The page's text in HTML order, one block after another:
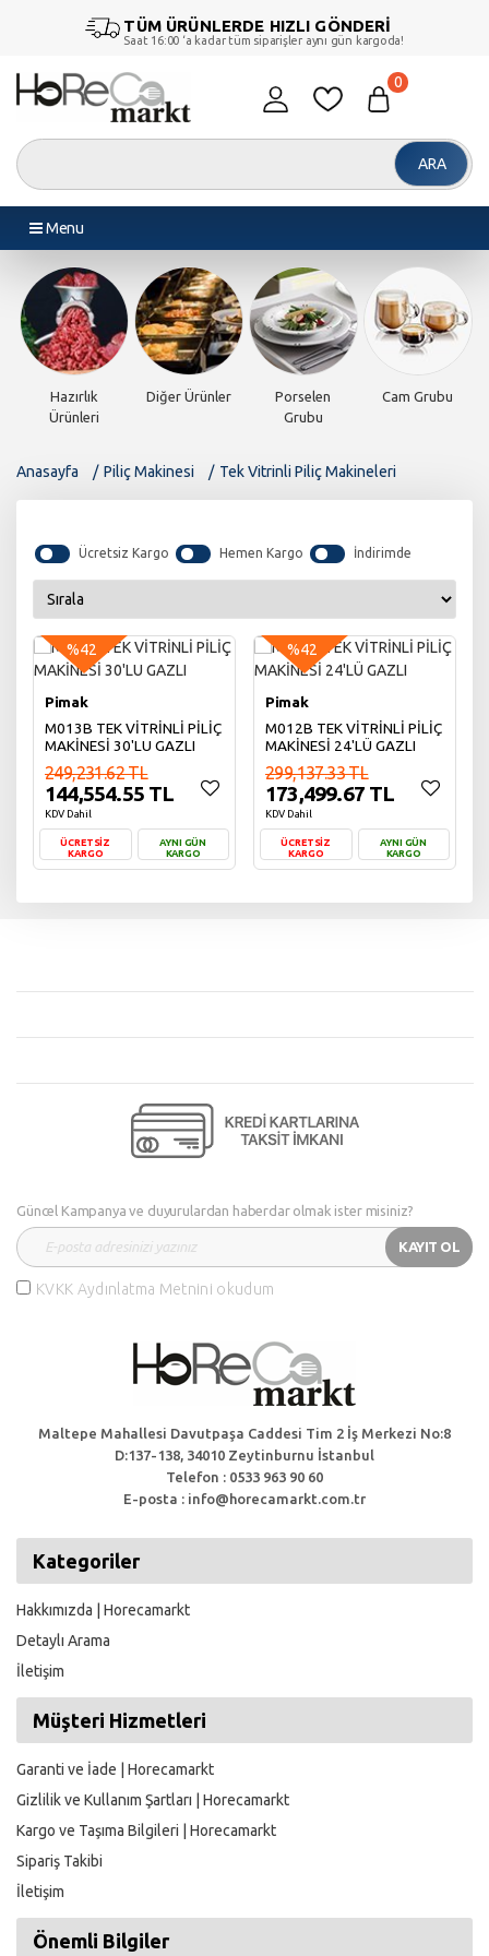
TÜM ÜRÜNLERDE HIZLI GÖNDERİ
Saat 16:00 ‘a kadar tüm siparişler aynı gün kargoda!
ARA
0
Menu
Hazırlık
Ürünleri
Diğer Ürünler
Porselen
Grubu
Cam Grubu
Anasayfa Piliç Makinesi Tek Vitrinli Piliç Makineleri
Ücretsiz Kargo Hemen Kargo İndirimde
%42
Pimak
M013B TEK VİTRİNLİ PİLİÇ
MAKİNESİ 30'LU GAZLI
249,231.62 TL
144,554.55 TL
KDV Dahil
ÜCRETSİZ
KARGO
AYNI GÜN
KARGO
%42
Pimak
M012B TEK VİTRİNLİ PİLİÇ
MAKİNESİ 24'LÜ GAZLI
299,137.33 TL
173,499.67 TL
KDV Dahil
ÜCRETSİZ
KARGO
AYNI GÜN
KARGO
Güncel Kampanya ve duyurulardan haberdar olmak ister misiniz?
KAYIT OL
KVKK Aydınlatma Metnini okudum
Maltepe Mahallesi Davutpaşa Caddesi Tim 2 İş Merkezi No:8
D:137-138, 34010 Zeytinburnu İstanbul
Telefon : 0533 963 90 60
E-posta : info@horecamarkt.com.tr
Kategoriler
Hakkımızda | Horecamarkt
Detaylı Arama
İletişim
Müşteri Hizmetleri
Garanti ve İade | Horecamarkt
Gizlilik ve Kullanım Şartları | Horecamarkt
Kargo ve Taşıma Bilgileri | Horecamarkt
Sipariş Takibi
İletişim
Önemli Bilgiler